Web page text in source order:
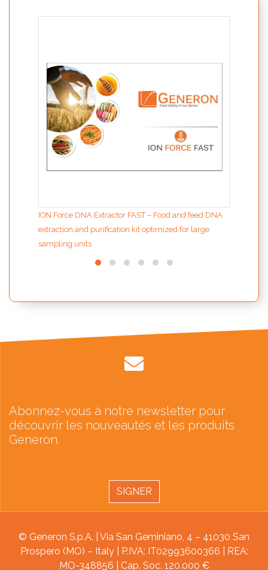
ION Force DNA Extractor FAST – Food and feed DNA
extraction and purification kit optimized for large
sampling units
Abonnez-vous à notre newsletter pour
découvrir les nouveautés et les produits
Generon.
SIGNER
© Generon S.p.A. | Via San Geminiano, 4 – 41030 San
Prospero (MO) – Italy | P.IVA: IT02993600366 | REA:
MO-348856 | Cap. Soc. 120.000 €